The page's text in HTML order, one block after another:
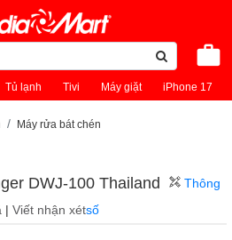
Tủ lạnh Tivi Máy giặt iPhone 17
Máy rửa bát chén
DWJ-100 Thailand
| Viết nhận xét
Thông
số